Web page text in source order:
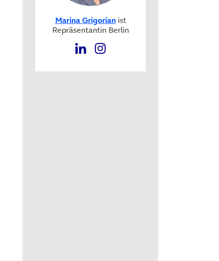
Marina Grigorianist
Repräsentantin Berlin